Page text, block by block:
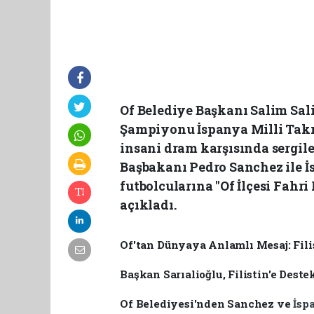
Of Belediye Başkanı Salim
Şampiyonu İspanya Milli
insani dram karşısında
Başbakanı Pedro Sanchez
futbolcularına "Of İlçesi
açıkladı.
Of'tan Dünyaya Anlamlı Mesaj:
Başkan Sarıalioğlu, Filistin'e
Of Belediyesi'nden Sanchez ve